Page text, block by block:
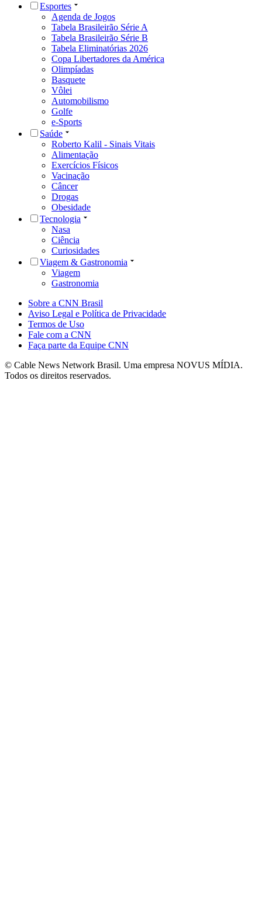
Esportes
Agenda de Jogos
Tabela Brasileirão Série A
Tabela Brasileirão Série B
Tabela Eliminatórias 2026
Copa Libertadores da América
Olimpíadas
Basquete
Vôlei
Automobilismo
Golfe
e-Sports
Saúde
Roberto Kalil - Sinais Vitais
Alimentação
Exercícios Físicos
Vacinação
Câncer
Drogas
Obesidade
Tecnologia
Nasa
Ciência
Curiosidades
Viagem & Gastronomia
Viagem
Gastronomia
Sobre a CNN Brasil
Aviso Legal e Política de Privacidade
Termos de Uso
Fale com a CNN
Faça parte da Equipe CNN
© Cable News Network Brasil. Uma empresa NOVUS MÍDIA.
Todos os direitos reservados.